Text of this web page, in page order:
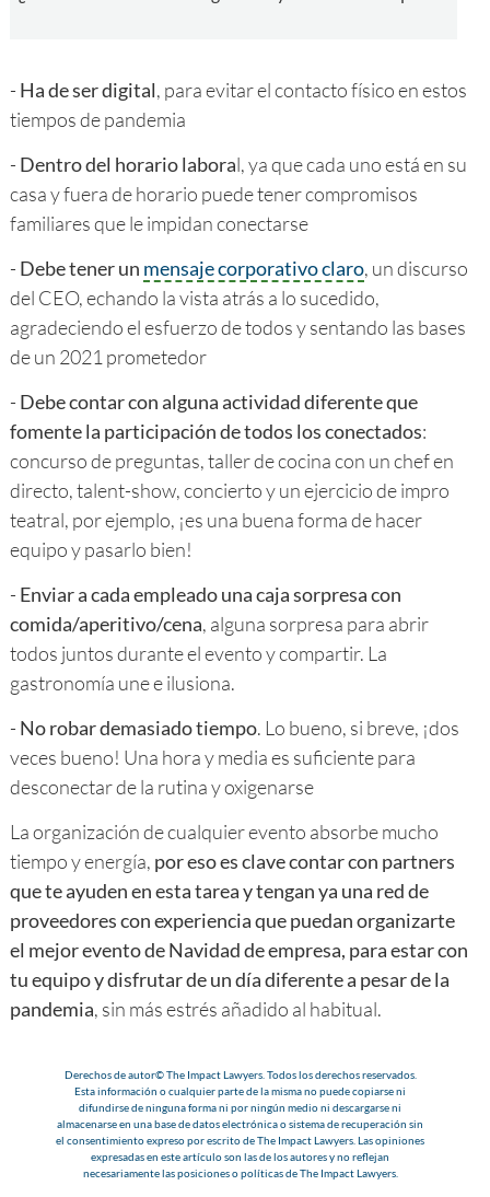
- Ha de ser digital, para evitar el contacto físico en estos
tiempos de pandemia
- Dentro del horario laboral, ya que cada uno está en su
casa y fuera de horario puede tener compromisos
familiares que le impidan conectarse
- Debe tener un mensaje corporativo claro, un discurso
del CEO, echando la vista atrás a lo sucedido,
agradeciendo el esfuerzo de todos y sentando las bases
de un 2021 prometedor
- Debe contar con alguna actividad diferente que
fomente la participación de todos los conectados:
concurso de preguntas, taller de cocina con un chef en
directo, talent-show, concierto y un ejercicio de impro
teatral, por ejemplo, ¡es una buena forma de hacer
equipo y pasarlo bien!
- Enviar a cada empleado una caja sorpresa con
comida/aperitivo/cena, alguna sorpresa para abrir
todos juntos durante el evento y compartir. La
gastronomía une e ilusiona.
- No robar demasiado tiempo. Lo bueno, si breve, ¡dos
veces bueno! Una hora y media es suficiente para
desconectar de la rutina y oxigenarse
La organización de cualquier evento absorbe mucho
tiempo y energía, por eso es clave contar con partners
que te ayuden en esta tarea y tengan ya una red de
proveedores con experiencia que puedan organizarte
el mejor evento de Navidad de empresa, para estar con
tu equipo y disfrutar de un día diferente a pesar de la
pandemia, sin más estrés añadido al habitual.
Derechos de autor© The Impact Lawyers. Todos los derechos reservados.
Esta información o cualquier parte de la misma no puede copiarse ni
difundirse de ninguna forma ni por ningún medio ni descargarse ni
almacenarse en una base de datos electrónica o sistema de recuperación sin
el consentimiento expreso por escrito de The Impact Lawyers. Las opiniones
expresadas en este artículo son las de los autores y no reflejan
necesariamente las posiciones o políticas de The Impact Lawyers.